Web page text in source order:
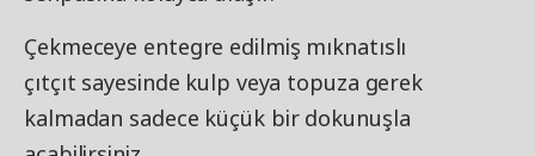
Çekmeceye entegre edilmiş mıknatıslı
çıtçıt sayesinde kulp veya topuza gerek
kalmadan sadece küçük bir dokunuşla